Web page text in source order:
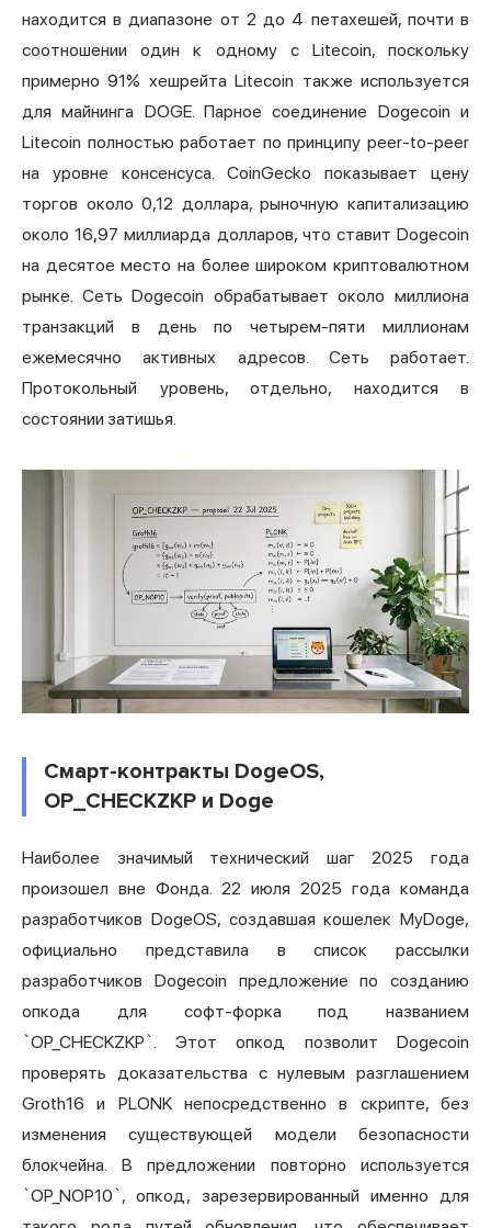
находится в диапазоне от 2 до 4 петахешей, почти в
соотношении один к одному с Litecoin, поскольку
примерно 91% хешрейта Litecoin также используется
для майнинга DOGE. Парное соединение Dogecoin и
Litecoin полностью работает по принципу peer-to-peer
на уровне консенсуса. CoinGecko показывает цену
торгов около 0,12 доллара, рыночную капитализацию
около 16,97 миллиарда долларов, что ставит Dogecoin
на десятое место на более широком криптовалютном
рынке. Сеть Dogecoin обрабатывает около миллиона
транзакций в день по четырем-пяти миллионам
ежемесячно активных адресов. Сеть работает.
Протокольный уровень, отдельно, находится в
состоянии затишья.
Смарт-контракты DogeOS,
OP_CHECKZKP и Doge
Наиболее значимый технический шаг 2025 года
произошел вне Фонда. 22 июля 2025 года команда
разработчиков DogeOS, создавшая кошелек MyDoge,
официально представила в список рассылки
разработчиков Dogecoin предложение по созданию
опкода для софт-форка под названием
`OP_CHECKZKP`. Этот опкод позволит Dogecoin
проверять доказательства с нулевым разглашением
Groth16 и PLONK непосредственно в скрипте, без
изменения существующей модели безопасности
блокчейна. В предложении повторно используется
`OP_NOP10`, опкод, зарезервированный именно для